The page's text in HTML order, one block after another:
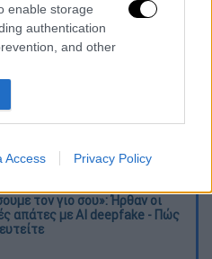
enable storage
authentication
and other
Access Privacy Policy
τεχνικό πρόβλημα»: Τι
δύο τραυματίες από τη
ελικοπτέρων στη Ψάθα
Βόρεια Καρολίνα ύστερα από
τον γιο σου»: Ήρθαν οι
απάτες με AI deepfake - Πώς